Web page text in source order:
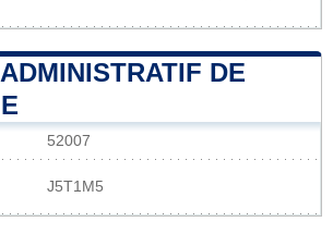
DE
52007
J5T1M5